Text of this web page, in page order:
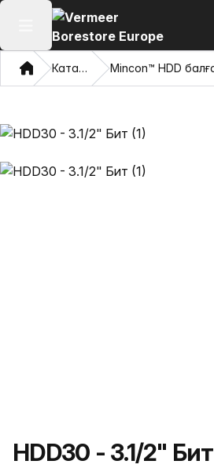
Негізгі мәзірді ашу
Үй Каталог
Өнімнің атауы
HDD30 - 3.1/2" Бит